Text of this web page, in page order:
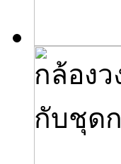
กล้อง
กับชุด